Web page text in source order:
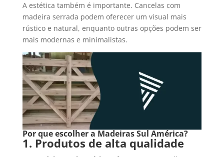
A estética também é importante. Cancelas com
madeira serrada podem oferecer um visual mais
rústico e natural, enquanto outras opções podem ser
mais modernas e minimalistas.
Por que escolher a Madeiras Sul América?
1. Produtos de alta qualidade